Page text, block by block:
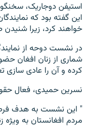
استیفن دوجاریک،
این گفته بود که
خواهند کرد، زیرا
در نشست دوحه از
شماری از زنان افغان
کرده و آن را عادی سازی
نسرین حمیدی، فعال
" این نشست به هدف
مردم افغانستان به ویژه